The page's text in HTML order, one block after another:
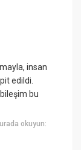
insan
edildi.
bu
okuyun: